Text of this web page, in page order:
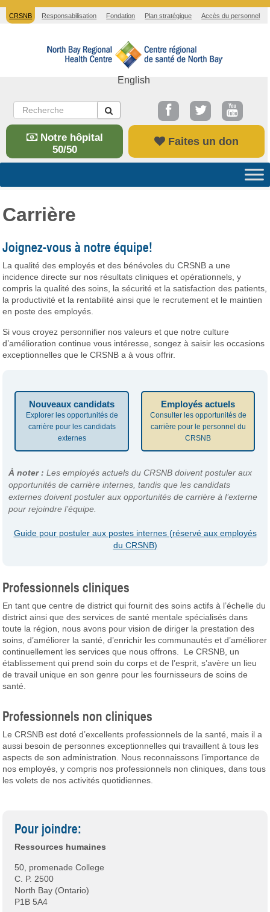
CRSNB Responsabilisation Fondation Plan stratégique Accès du personnel
English
Notre hôpital
50/50
Faites un don
Carrière
Joignez-vous à notre équipe!
La qualité des employés et des bénévoles du CRSNB a une
incidence directe sur nos résultats cliniques et opérationnels, y
compris la qualité des soins, la sécurité et la satisfaction des patients,
la productivité et la rentabilité ainsi que le recrutement et le maintien
en poste des employés.
Si vous croyez personnifier nos valeurs et que notre culture
d’amélioration continue vous intéresse, songez à saisir les occasions
exceptionnelles que le CRSNB a à vous offrir.
Nouveaux candidats
Explorer les opportunités de
carrière pour les candidats
externes
Employés actuels
Consulter les opportunités de
carrière pour le personnel du
CRSNB
À noter : Les employés actuels du CRSNB doivent postuler aux
opportunités de carrière internes, tandis que les candidats
externes doivent postuler aux opportunités de carrière à l’externe
pour rejoindre l’équipe.
Guide pour postuler aux postes internes (réservé aux employés
du CRSNB)
Professionnels cliniques
En tant que centre de district qui fournit des soins actifs à l’échelle du
district ainsi que des services de santé mentale spécialisés dans
toute la région, nous avons pour vision de diriger la prestation des
soins, d’améliorer la santé, d’enrichir les communautés et d’améliorer
continuellement les services que nous offrons. Le CRSNB, un
établissement qui prend soin du corps et de l’esprit, s’avère un lieu
de travail unique en son genre pour les fournisseurs de soins de
santé.
Professionnels non cliniques
Le CRSNB est doté d’excellents professionnels de la santé, mais il a
aussi besoin de personnes exceptionnelles qui travaillent à tous les
aspects de son administration. Nous reconnaissons l’importance de
nos employés, y compris nos professionnels non cliniques, dans tous
les volets de nos activités quotidiennes.
Pour joindre:
Ressources humaines
50, promenade College
C. P. 2500
North Bay (Ontario)
P1B 5A4